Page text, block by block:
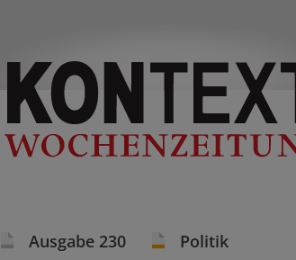
Ausgabe 230 Politik